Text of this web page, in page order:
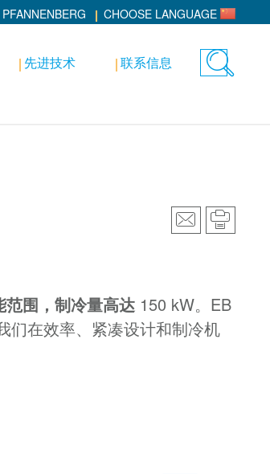
CHOOSE LANGUAGE
Toggle
先进技术 联系信息
范围，制冷量高达150 kW。EB
们在效率、紧凑设计和制冷机